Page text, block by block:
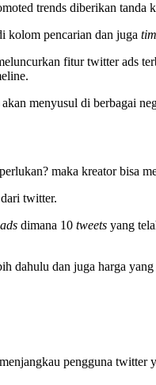
trends diberikan
kolom pencarian dan juga
fitur twitter ads
menyusul di berbagai
maka kreator bisa
twitter.
dimana 10tweetsyang
dahulu dan juga harga
pengguna twitter